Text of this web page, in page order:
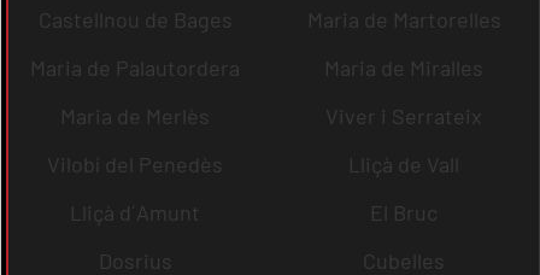
Castellnou de Bages
Maria de Martorelles
Maria de Palautordera
Maria de Miralles
Maria de Merlès
Viver i Serrateix
Vilobí del Penedès
Lliçà de Vall
Lliçà d´Amunt
El Bruc
Dosrius
Cubelles